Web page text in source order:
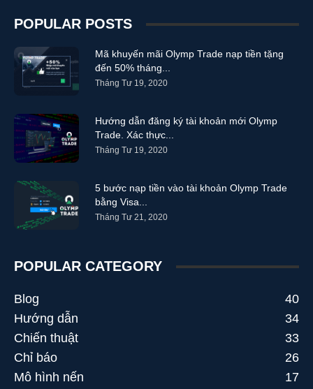
POPULAR POSTS
Mã khuyến mãi Olymp Trade nạp tiền tặng
đến 50% tháng...
Tháng Tư 19, 2020
Hướng dẫn đăng ký tài khoản mới Olymp
Trade. Xác thực...
Tháng Tư 19, 2020
5 bước nạp tiền vào tài khoản Olymp Trade
bằng Visa...
Tháng Tư 21, 2020
POPULAR CATEGORY
Blog
40
Hướng dẫn
34
Chiến thuật
33
Chỉ báo
26
Mô hình nến
17